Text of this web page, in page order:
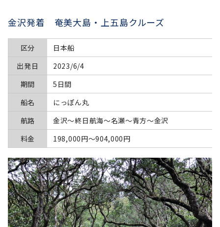
金沢発着 奄美大島・上五島クルーズ
区分
日本船
出発日
2023/6/4
期間
5日間
船名
にっぽん丸
航路
金沢～終日航海～名瀬～青方～金沢
料金
198,000円〜904,000円